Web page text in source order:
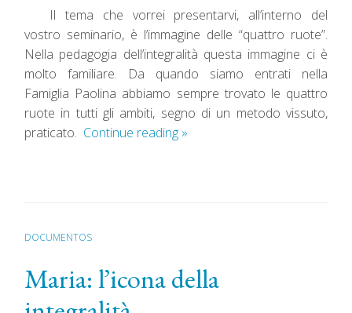
Il tema che vorrei presentarvi, all’interno del
vostro seminario, è l’immagine delle “quattro ruote”.
Nella pedagogia dell’integralità questa immagine ci è
molto familiare. Da quando siamo entrati nella
Famiglia Paolina abbiamo sempre trovato le quattro
ruote in tutti gli ambiti, segno di un metodo vissuto,
praticato. Continue reading »
DOCUMENTOS
Maria: l’icona della